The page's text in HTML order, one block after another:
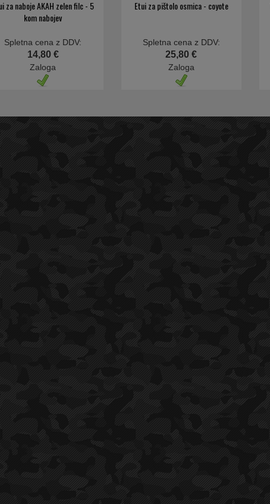
za naboje AKAH zelen filc - 5
kom nabojev
Spletna cena z DDV:
14,80 €
Zaloga
Etui za pištolo osmica - coyote
Spletna cena z DDV:
25,80 €
Zaloga